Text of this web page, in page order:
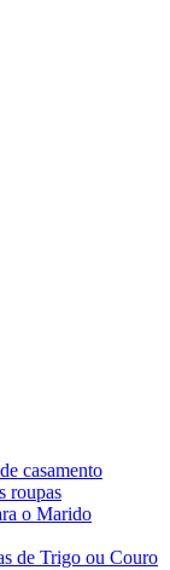
casamento
roupas
o Marido
de Trigo ou Couro